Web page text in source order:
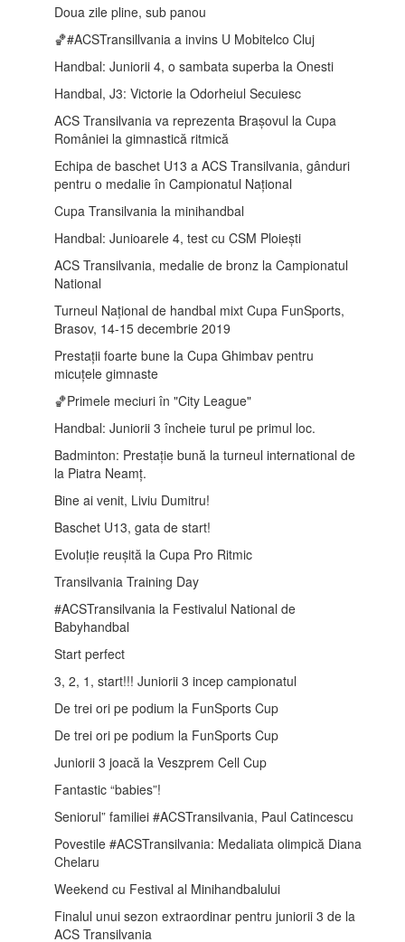
Doua zile pline, sub panou
🏀#ACSTransillvania a invins U Mobitelco Cluj
Handbal: Juniorii 4, o sambata superba la Onesti
Handbal, J3: Victorie la Odorheiul Secuiesc
ACS Transilvania va reprezenta Brașovul la Cupa
României la gimnastică ritmică
Echipa de baschet U13 a ACS Transilvania, gânduri
pentru o medalie în Campionatul Național
Cupa Transilvania la minihandbal
Handbal: Junioarele 4, test cu CSM Ploiești
ACS Transilvania, medalie de bronz la Campionatul
National
Turneul Național de handbal mixt Cupa FunSports,
Brasov, 14-15 decembrie 2019
Prestații foarte bune la Cupa Ghimbav pentru
micuțele gimnaste
🏀Primele meciuri în "City League"
Handbal: Juniorii 3 încheie turul pe primul loc.
Badminton: Prestație bună la turneul international de
la Piatra Neamț.
Bine ai venit, Liviu Dumitru!
Baschet U13, gata de start!
Evoluție reușită la Cupa Pro Ritmic
Transilvania Training Day
#ACSTransilvania la Festivalul National de
Babyhandbal
Start perfect
3, 2, 1, start!!! Juniorii 3 incep campionatul
De trei ori pe podium la FunSports Cup
De trei ori pe podium la FunSports Cup
Juniorii 3 joacă la Veszprem Cell Cup
Fantastic “babies”!
Seniorul” familiei #ACSTransilvania, Paul Catincescu
Povestile #ACSTransilvania: Medaliata olimpică Diana
Chelaru
Weekend cu Festival al Minihandbalului
Finalul unui sezon extraordinar pentru juniorii 3 de la
ACS Transilvania